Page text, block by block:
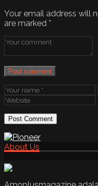
Your email address will
are marked *
Post comment
About Us